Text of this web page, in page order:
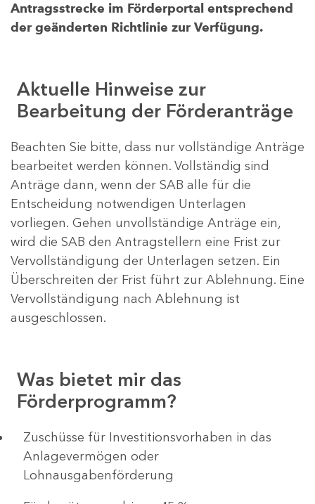
Antragsstrecke im Förderportal entsprechend
der geänderten Richtlinie zur Verfügung.
Aktuelle Hinweise zur
Bearbeitung der Förderanträge
Beachten Sie bitte, dass nur vollständige Anträge
bearbeitet werden können. Vollständig sind
Anträge dann, wenn der SAB alle für die
Entscheidung notwendigen Unterlagen
vorliegen. Gehen unvollständige Anträge ein,
wird die SAB den Antragstellern eine Frist zur
Vervollständigung der Unterlagen setzen. Ein
Überschreiten der Frist führt zur Ablehnung. Eine
Vervollständigung nach Ablehnung ist
ausgeschlossen.
Was bietet mir das
Förderprogramm?
​​​​​​Zuschüsse für Investitionsvorhaben in das
Anlagevermögen oder
Lohnausgabenförderung